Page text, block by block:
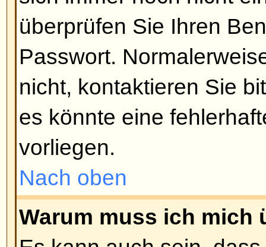
wählen Sie bitte die
Einloggen. Dies ist nicht
einem fremden Rechner sitzen,
oder Universität, im Internetcafé
Nach oben
'Wer ist online?'-Liste
In Ihrem Profil befindet sich die
verstecken, und wenn Sie diese
nur noch von Administratoren in